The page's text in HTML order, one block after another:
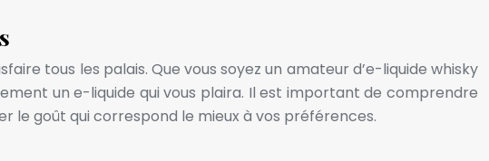
tous les palais. Que vous soyez un amateur d’e-liquide whisky
un e-liquide qui vous plaira. Il est important de comprendre
le goût qui correspond le mieux à vos préférences.